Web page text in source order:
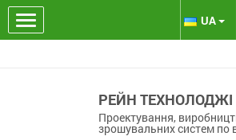
РЕЙН ТЕХНОЛОДЖІ
Проектування,
зрошувальних систем по
UA